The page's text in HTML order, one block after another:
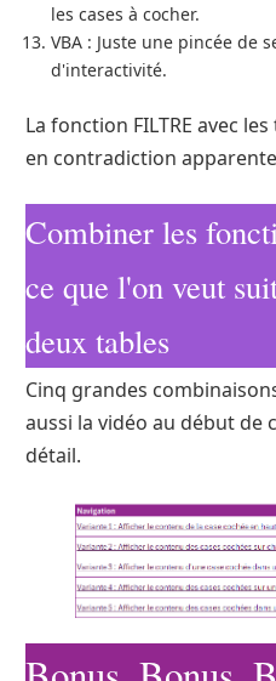
les cases à cocher.
VBA : Juste une pincée de
d'interactivité.
La fonction FILTRE avec
en contradiction
Combiner les
ce que l'on veut
deux tables
Cinq grandes
aussi la vidéo au début de
détail.